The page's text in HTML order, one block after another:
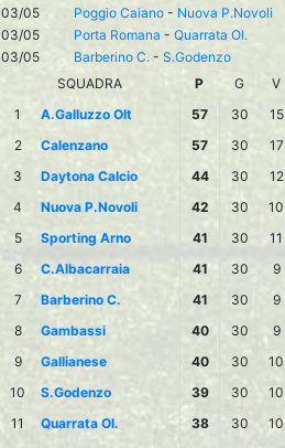
03/05
Poggio Caiano - Nuova P.Novoli
03/05
Porta Romana - Quarrata Ol.
03/05
Barberino C. - S.Godenzo
SQUADRA
P G V
1
A.Galluzzo Olt 57 30 15
2
Calenzano 57 30 17
3
Daytona Calcio 44 30 12
4
Nuova P.Novoli 42 30 10
5
Sporting Arno 41 30 11
6
C.Albacarraia 41 30 9
7
Barberino C. 41 30 9
8
Gambassi 40 30 9
9
Gallianese 40 30 10
10
S.Godenzo 39 30 10
11
Quarrata Ol. 38 30 10